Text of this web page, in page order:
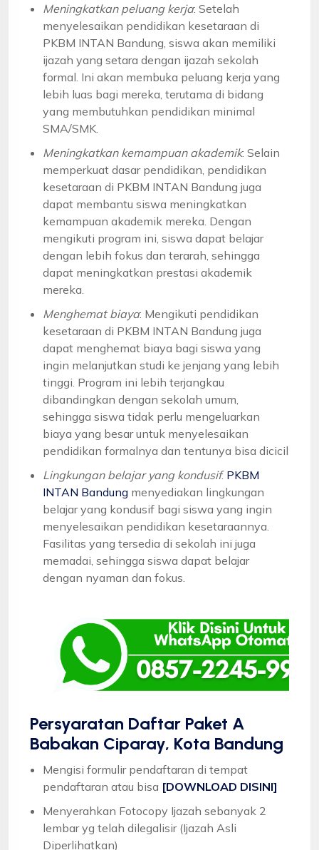
Meningkatkan peluang kerja: Setelah
menyelesaikan pendidikan kesetaraan di
PKBM INTAN Bandung, siswa akan memiliki
ijazah yang setara dengan ijazah sekolah
formal. Ini akan membuka peluang kerja yang
lebih luas bagi mereka, terutama di bidang
yang membutuhkan pendidikan minimal
SMA/SMK.
Meningkatkan kemampuan akademik: Selain
memperkuat dasar pendidikan, pendidikan
kesetaraan di PKBM INTAN Bandung juga
dapat membantu siswa meningkatkan
kemampuan akademik mereka. Dengan
mengikuti program ini, siswa dapat belajar
dengan lebih fokus dan terarah, sehingga
dapat meningkatkan prestasi akademik
mereka.
Menghemat biaya: Mengikuti pendidikan
kesetaraan di PKBM INTAN Bandung juga
dapat menghemat biaya bagi siswa yang
ingin melanjutkan studi ke jenjang yang lebih
tinggi. Program ini lebih terjangkau
dibandingkan dengan sekolah umum,
sehingga siswa tidak perlu mengeluarkan
biaya yang besar untuk menyelesaikan
pendidikan formalnya dan tentunya bisa dicicil
Lingkungan belajar yang kondusif: PKBM
INTAN Bandung menyediakan lingkungan
belajar yang kondusif bagi siswa yang ingin
menyelesaikan pendidikan kesetaraannya.
Fasilitas yang tersedia di sekolah ini juga
memadai, sehingga siswa dapat belajar
dengan nyaman dan fokus.
Persyaratan Daftar Paket A
Babakan Ciparay, Kota Bandung
Mengisi formulir pendaftaran di tempat
pendaftaran atau bisa [DOWNLOAD DISINI]
Menyerahkan Fotocopy Ijazah sebanyak 2
lembar yg telah dilegalisir (Ijazah Asli
Diperlihatkan)